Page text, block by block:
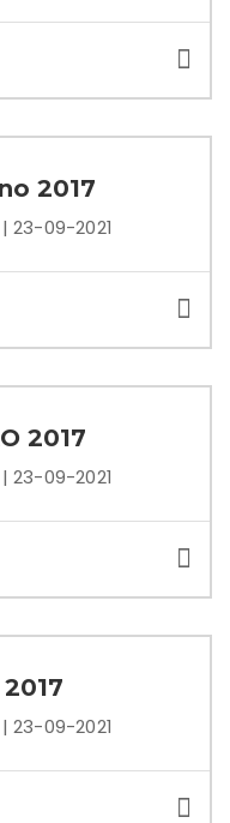
2017
23-09-2021
2017
23-09-2021
23-09-2021